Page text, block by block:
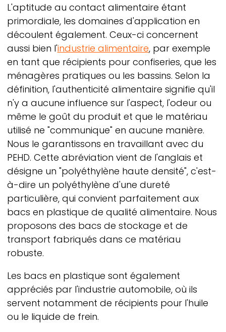
L'aptitude au contact alimentaire étant
primordiale, les domaines d'application en
découlent également. Ceux-ci concernent
aussi bien l'industrie alimentaire, par exemple
en tant que récipients pour confiseries, que les
ménagères pratiques ou les bassins. Selon la
définition, l'authenticité alimentaire signifie qu'il
n'y a aucune influence sur l'aspect, l'odeur ou
même le goût du produit et que le matériau
utilisé ne "communique" en aucune manière.
Nous le garantissons en travaillant avec du
PEHD. Cette abréviation vient de l'anglais et
désigne un "polyéthylène haute densité", c'est-
à-dire un polyéthylène d'une dureté
particulière, qui convient parfaitement aux
bacs en plastique de qualité alimentaire. Nous
proposons des bacs de stockage et de
transport fabriqués dans ce matériau
robuste.
Les bacs en plastique sont également
appréciés par l'industrie automobile, où ils
servent notamment de récipients pour l'huile
ou le liquide de frein.